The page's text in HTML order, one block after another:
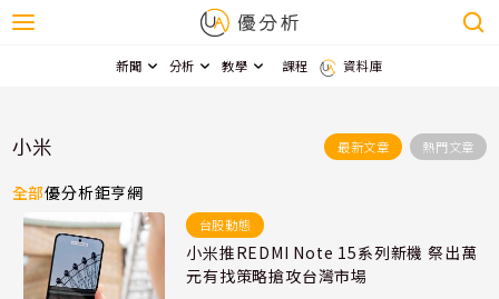
新聞 分析 教學 課程 資料庫
小米 最新文章 熱門文章
全部優分析鉅亨網
台股動態
小米推REDMI Note 15系列新機 祭出萬
元有找策略搶攻台灣市場